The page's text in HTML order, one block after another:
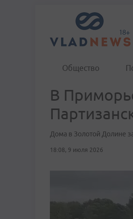
Общество
В
Дома в Золотой Долине
18:08, 9 июля 2026